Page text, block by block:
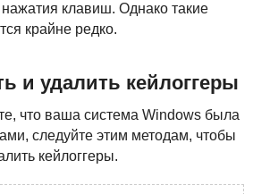
нажатия клавиш. Однако такие
крайне редко.
и удалить кейлоггеры
что ваша система Windows была
следуйте этим методам, чтобы
кейлоггеры.